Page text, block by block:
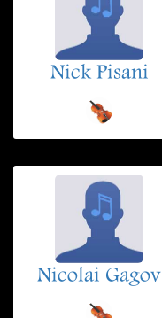
Nick Pisani
Nicolai Gagov